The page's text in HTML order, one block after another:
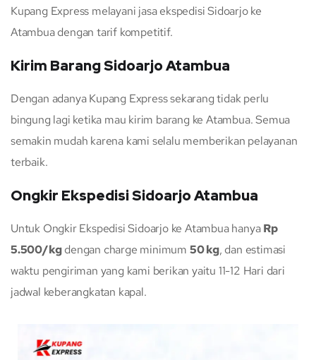
Kupang Express melayani jasa ekspedisi Sidoarjo ke
Atambua dengan tarif kompetitif.
Kirim Barang Sidoarjo Atambua
Dengan adanya Kupang Express sekarang tidak perlu
bingung lagi ketika mau kirim barang ke Atambua. Semua
semakin mudah karena kami selalu memberikan pelayanan
terbaik.
Ongkir Ekspedisi Sidoarjo Atambua
Untuk Ongkir Ekspedisi Sidoarjo ke Atambua hanyaRp
5.500/kgdengan charge minimum 50 kg, dan estimasi
waktu pengiriman yang kami berikan yaitu 11-12 Hari dari
jadwal keberangkatan kapal.